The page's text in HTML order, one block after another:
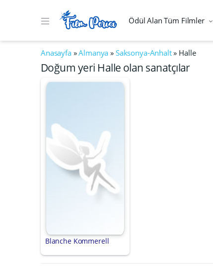
Ödül Alan Tüm Filmler
Anasayfa»Almanya » Saksonya-Anhalt» Halle
Doğum yeri Halle olan sanatçılar
Blanche Kommerell